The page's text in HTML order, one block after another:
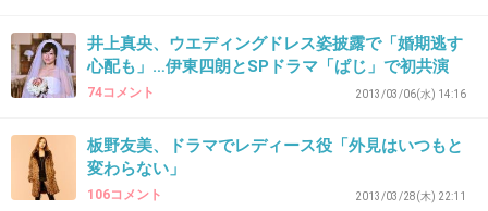
32. 匿名2013/02/11(月) 12:51:20
ごろうちゃん、なかなか忙しいねｗｗｗ
唐沢寿明、史上最強の大泥棒役に挑戦！和
井上真央、ウエディングドレス姿披露で「婚期逃す
心配も」…伊東四朗とSPドラマ「ぱじ」で初共演
74コメント 2013/03/06(水) 14:16
板野友美、ドラマでレディース役「外見はいつもと
変わらない」
106コメント 2013/03/28(木) 22:11